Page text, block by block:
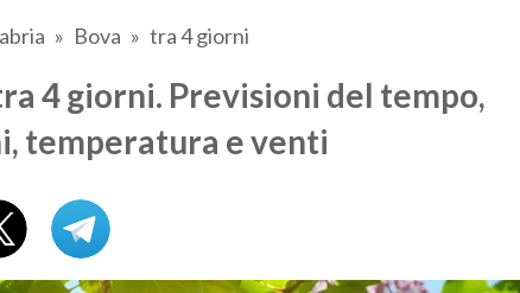
Bova tra 4 giorni
4 giorni. Previsioni del tempo,
temperatura e venti